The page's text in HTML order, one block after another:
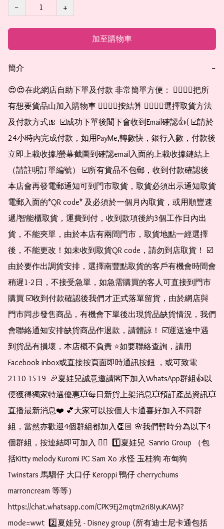
−
+
加至購物車
簡介 −
😍😍在此網店自助下單及付款 非常簡單方便： 👉🏻👉🏻把所
有想要貨品山加入購物車 👉🏻👉🏻按結算 👉🏻👉🏻選擇取貨方法
及付款方式🎀  ☑️成功下單後閣下會收到Email確認👍( ☑️請於
24小時內完成付款，如用PayMe,轉數快，銀行入數，付款後
立即上載收據/螢幕截圖到確認email入面的上載收據鏈結上
（請註明訂單編號） ☑️所有貨品不包郵，收到付款確認後
本店會再發電郵通知可到門市取貨，取貨必須出示通知取貨
電郵入面的*QR code* 及必須於一個月內取貨，或用順豐速
遞/智能櫃取貨，運費到付，收到款項後約3個工作日內出
貨，不能夾單，由於本店有兩間門市，取貨地點一經選擇
後，不能更改！如未收到取貨QR code，請勿到店取貨！ ☑️
由於要作出調貨安排，選擇南豐點取貨的客戶有機會時間會
稍遲1-2日，不接受急單，如急需購買的客人可直接到門市
購買 ☑️收到付款確認後我們才正式落單留貨，由於網店與
門市同步發售商品，有機會下單後出現貨品缺貨情況，我們
會聯絡通知安排缺貨商品作退款，請體諒！ ☑️運送途中遇
到貨品有損壞，本店概不負責 ⭐️如要聯絡查詢，請用
Facebook inbox或直接按頁面即時通訊按鈕 ，或可致電
2110 1519  🎉夏娃兒誠意邀請閣下加入WhatsApp群組👍以
便獲得獨家特選優惠💥每日新貨上架消息💥預訂產品資訊💥
直播最新消息❤️ 💕大家可以按個人卡通喜好加入不同群
組，當然亦歡迎4個群組都加入👏🏻 🌸我們暫時分為以下4
個群組，按連結即可加入 👇🏻  1️⃣夏娃兒 -Sanrio Group （包
括Kitty melody Kuromi PC Sam Xo 水怪 玉桂狗 布甸狗
Twinstars 馬騮仔 大口仔 Keroppi 鴨仔 cherrychums
marroncream 等等）
https://chat.whatsapp.com/CPK9Ej2mqtm2ri8IyuKAWj?
mode=wwt  2️⃣夏娃兒 - Disney group (所有迪士尼卡通包括